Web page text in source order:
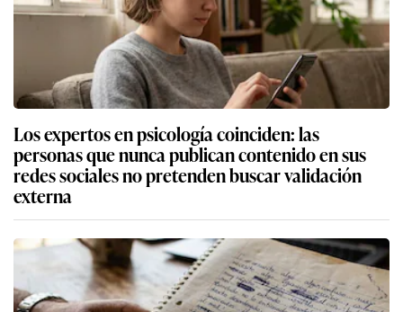
Los expertos en psicología coinciden: las
personas que nunca publican contenido en sus
redes sociales no pretenden buscar validación
externa